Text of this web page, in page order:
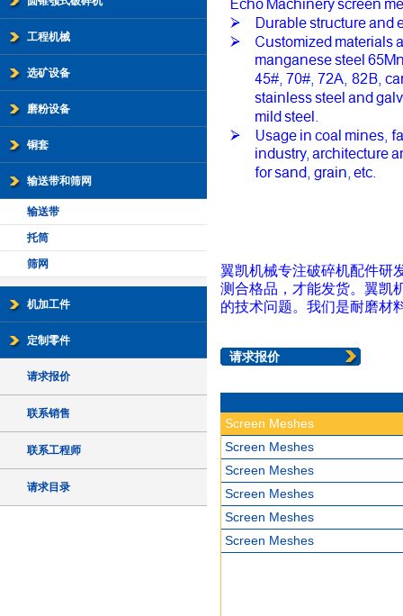
工程机械
选矿设备
磨粉设备
铜套
输送带和筛网
输送带
托筒
筛网
机加工件
定制零件
请求报价
联系销售
联系工程师
请求目录
翼凯机械专注破碎机配件研
测合格品，才能发货。 翼凯
的技术问题。我们是耐磨材
请求报价
Screen Meshes
Screen Meshes
Screen Meshes
Screen Meshes
Screen Meshes
Screen Meshes